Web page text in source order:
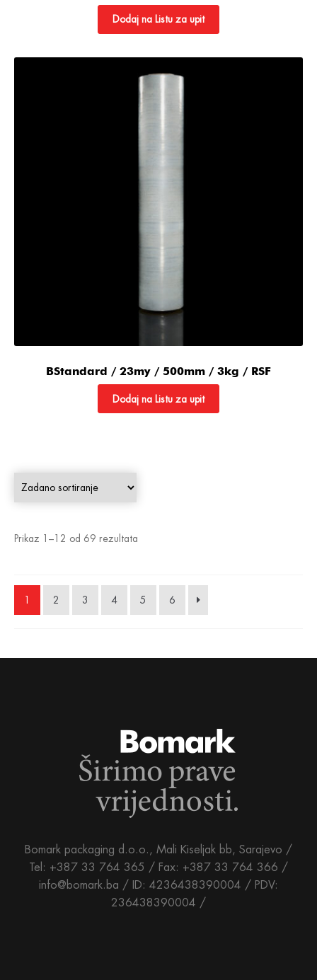
Dodaj na Listu za upit
BStandard / 23my / 500mm / 3kg / RSF
Dodaj na Listu za upit
Prikaz 1–12 od 69 rezultata
1 2 3 4 5 6
Bomark packaging d.o.o., Mali Kiseljak bb, Sarajevo /
Tel: +387 33 764 365 / Fax: +387 33 764 366 /
info@bomark.ba / ID: 4236438390004 / PDV:
236438390004 /